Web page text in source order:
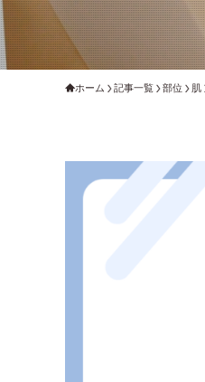
ホーム 記事一覧 部位 肌